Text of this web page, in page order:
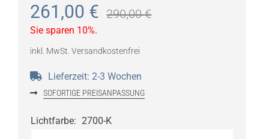
261,00 € 290,00€
Sie sparen 10%.
inkl. MwSt. Versandkostenfrei
Lieferzeit: 2-3 Wochen
SOFORTIGE PREISANPASSUNG
Lichtfarbe: 2700-K